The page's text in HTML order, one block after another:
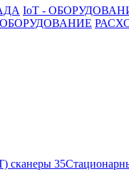
IoT -
сканеры 35